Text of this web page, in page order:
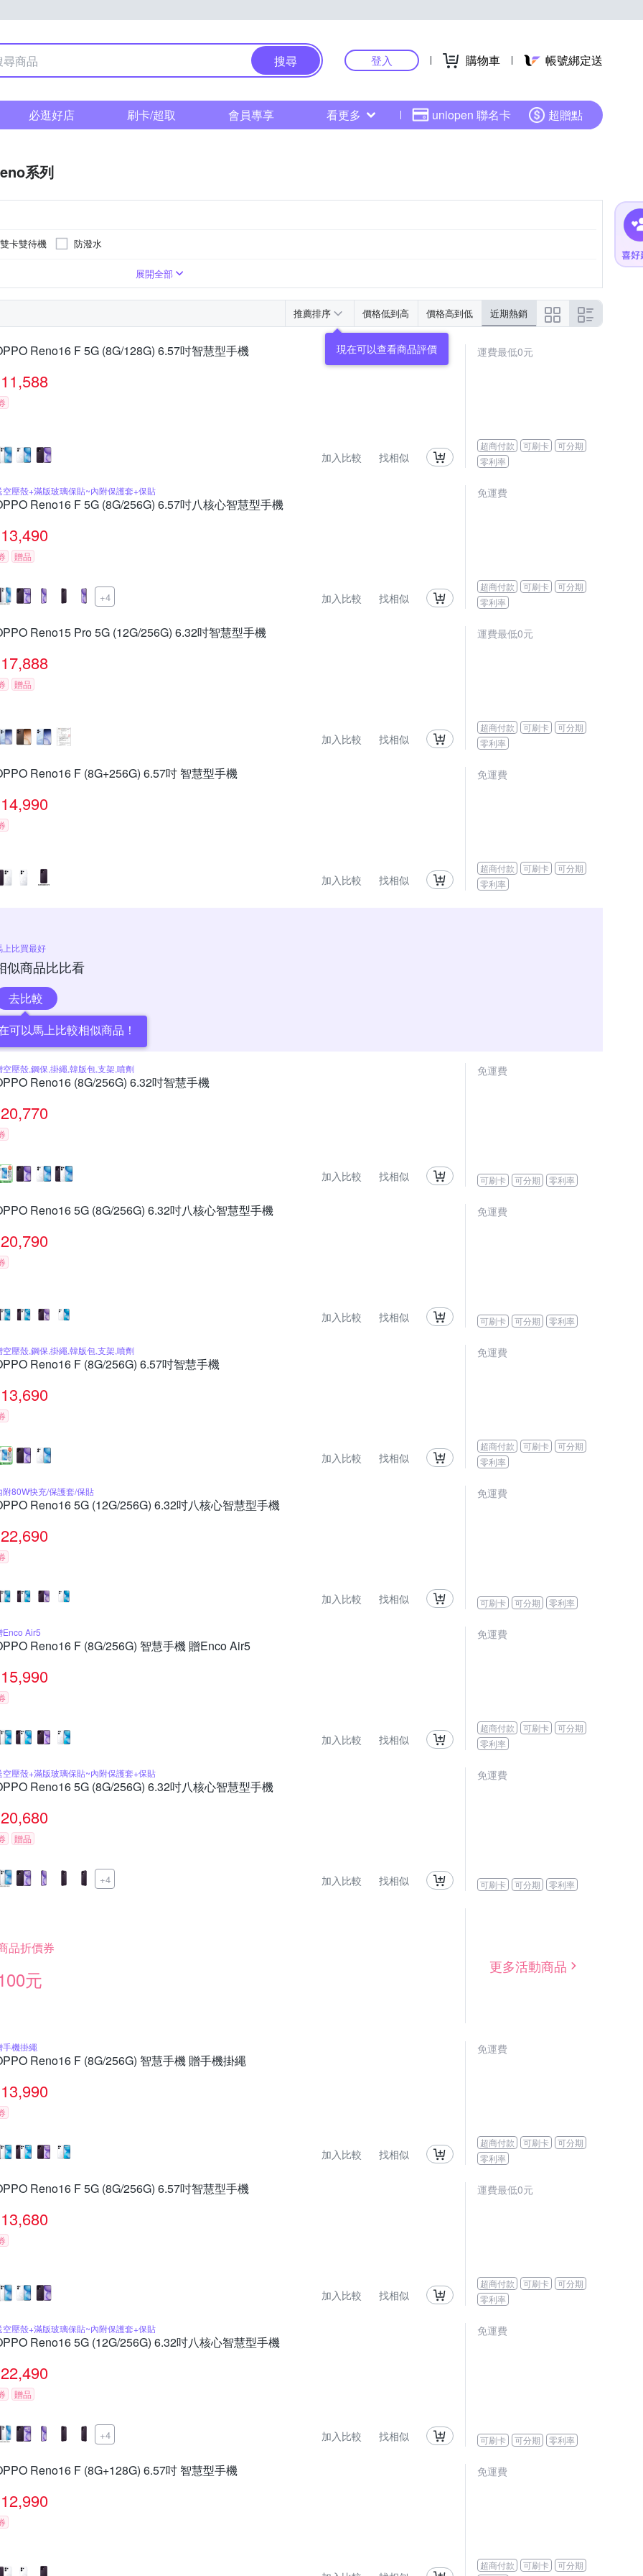
搜尋 登入 購物車 帳號綁定送
必逛好店 刷卡/超取 會員專享 看更多 uniopen 聯名卡 超贈點
系列
雙卡雙待機 防潑水
展開全部
推薦排序 價格低到高 價格高到低 近期熱銷
現在可以查看商品評價
Reno16 F 5G (8G/128G) 6.57吋智慧型手機
11,588
加入比較 找相似
運費最低0元
超商付款 可刷卡
可分期
零利率
空壓殼+滿版玻璃保貼~內附保護套+保貼
Reno16 F 5G (8G/256G) 6.57吋八核心智慧型手機
13,490
贈品
+4 加入比較 找相似
免運費
超商付款 可刷卡
可分期
零利率
Reno15 Pro 5G (12G/256G) 6.32吋智慧型手機
17,888
贈品
加入比較 找相似
運費最低0元
超商付款 可刷卡
可分期
零利率
Reno16 F (8G+256G) 6.57吋 智慧型手機
14,990
加入比較 找相似
免運費
超商付款 可刷卡
可分期
零利率
上比買最好
似商品比比看
去比較
可以馬上比較相似商品！
空壓殼,鋼保,掛繩,韓版包,支架,噴劑
Reno16 (8G/256G) 6.32吋智慧手機
20,770
加入比較 找相似
免運費
可刷卡 可分期 零利率
Reno16 5G (8G/256G) 6.32吋八核心智慧型手機
20,790
加入比較 找相似
免運費
可刷卡 可分期 零利率
空壓殼,鋼保,掛繩,韓版包,支架,噴劑
Reno16 F (8G/256G) 6.57吋智慧手機
13,690
加入比較 找相似
免運費
超商付款 可刷卡
可分期
零利率
附80W快充/保護套/保貼
Reno16 5G (12G/256G) 6.32吋八核心智慧型手機
22,690
加入比較 找相似
免運費
可刷卡 可分期 零利率
Enco Air5
Reno16 F (8G/256G) 智慧手機 贈Enco Air5
15,990
加入比較 找相似
免運費
超商付款 可刷卡
可分期
零利率
空壓殼+滿版玻璃保貼~內附保護套+保貼
Reno16 5G (8G/256G) 6.32吋八核心智慧型手機
20,680
贈品
+4 加入比較 找相似
免運費
可刷卡 可分期 零利率
品折價券
元
更多活動商品
手機掛繩
Reno16 F (8G/256G) 智慧手機 贈手機掛繩
13,990
加入比較 找相似
免運費
超商付款 可刷卡
可分期
零利率
Reno16 F 5G (8G/256G) 6.57吋智慧型手機
13,680
加入比較 找相似
運費最低0元
超商付款 可刷卡
可分期
零利率
空壓殼+滿版玻璃保貼~內附保護套+保貼
Reno16 5G (12G/256G) 6.32吋八核心智慧型手機
22,490
贈品
+4 加入比較 找相似
免運費
可刷卡 可分期 零利率
Reno16 F (8G+128G) 6.57吋 智慧型手機
12,990
免運費
超商付款 可刷卡
可分期